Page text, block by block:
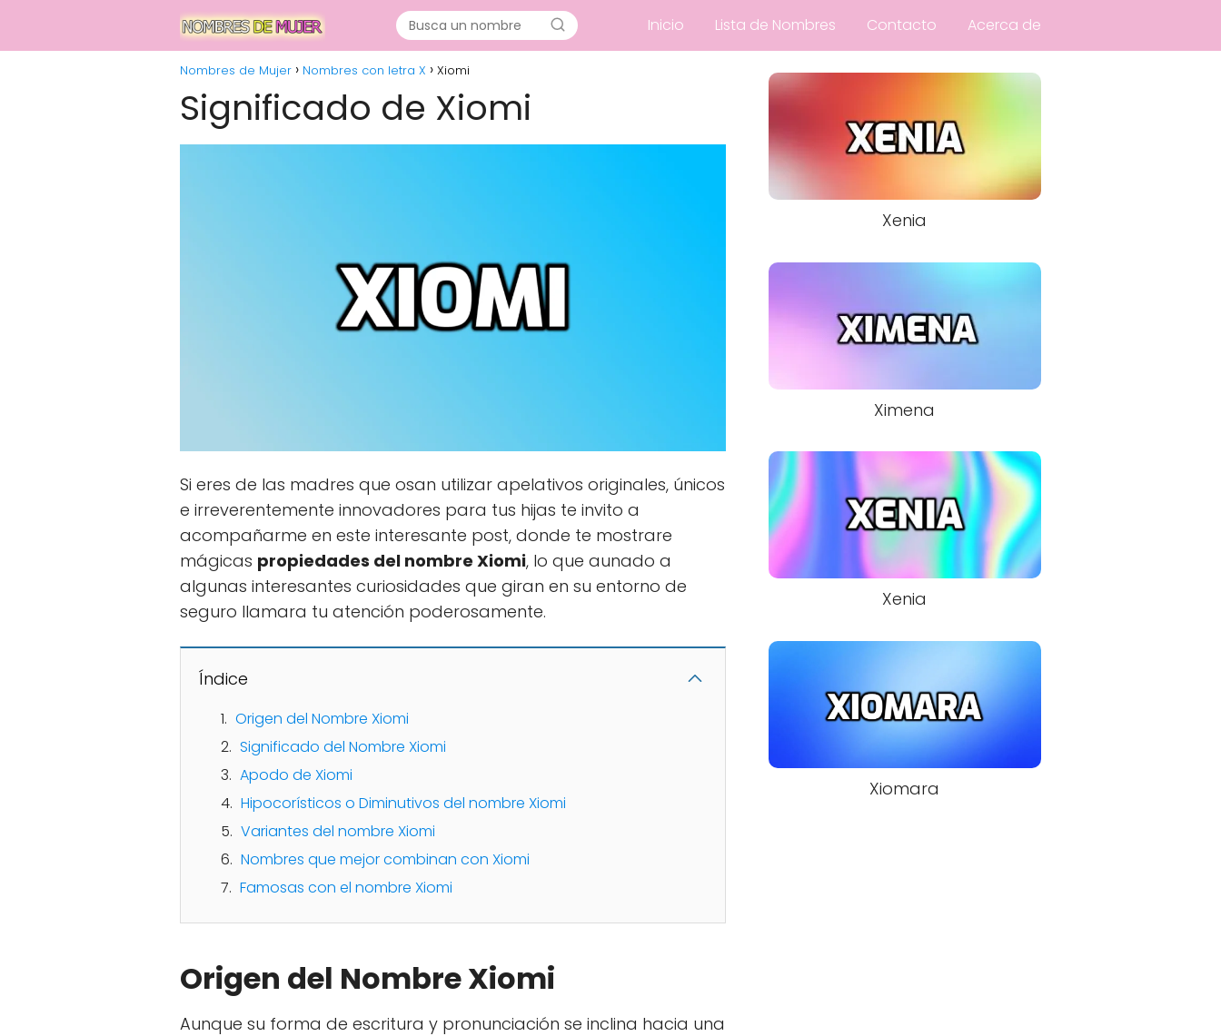
Inicio Lista de Nombres Contacto Acerca de
Nombres de Mujer Nombres con letra X Xiomi
Significado de Xiomi
Si eres de las madres que osan utilizar apelativos originales, únicos
e irreverentemente innovadores para tus hijas te invito a
acompañarme en este interesante post, donde te mostrare
mágicas propiedades del nombre Xiomi, lo que aunado a
algunas interesantes curiosidades que giran en su entorno de
seguro llamara tu atención poderosamente.
Índice
Origen del Nombre Xiomi
Significado del Nombre Xiomi
Apodo de Xiomi
Hipocorísticos o Diminutivos del nombre Xiomi
Variantes del nombre Xiomi
Nombres que mejor combinan con Xiomi
Famosas con el nombre Xiomi
Origen del Nombre Xiomi
Aunque su forma de escritura y pronunciación se inclina hacia una
Xenia
Ximena
Xenia
Xiomara